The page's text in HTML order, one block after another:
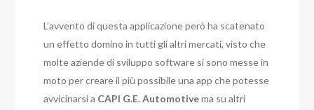
L’avvento di questa applicazione però ha scatenato
un effetto domino in tutti gli altri mercati, visto che
molte aziende di sviluppo software si sono messe in
moto per creare il più possibile una app che potesse
avvicinarsi a CAPI G.E. Automotivema su altri